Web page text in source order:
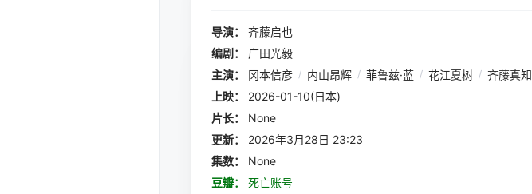
异── 祓除电子化的幽灵！学园×灵媒×动作奇幻故事开幕！
导演：
齐藤启也
编剧：
广田光毅
主演：
冈本信彦 / 内山昂辉 / 菲鲁兹·蓝 / 花江夏树 / 齐藤真
上映：
2026-01-10(日本)
片长：
None
更新：
2026年3月28日 23:23
集数：
None
豆瓣：
死亡账号